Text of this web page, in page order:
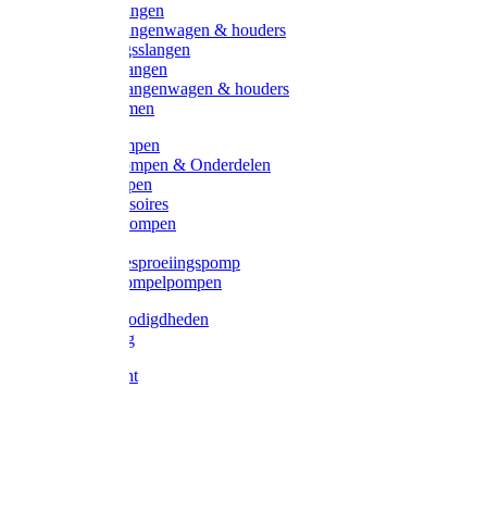
Overige slangen
Overige slangenwagen & houders
Beregeningsslangen
Gardena slangen
Gardena slangenwagen & houders
Slangklemmen
Leader pompen
Zwengelpompen & Onderdelen
Ebara pompen
Pompaccessoires
Excellent pompen
Gardena besproeiingspomp
Gardena dompelpompen
Tyleen benodigdheden
Tyleenslang
Lange bocht